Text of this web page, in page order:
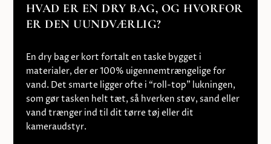
HVAD ER EN DRY BAG, OG HVORFOR
ER DEN UUNDVÆRLIG?
En dry bager kort fortalt en taske bygget i
materialer, der er 100% uigennemtrængelige for
vand. Det smarte ligger ofte i “roll-top” lukningen,
som gør tasken helt tæt, så hverken støv, sand eller
vand trænger ind til dit tørre tøj eller dit
kameraudstyr.